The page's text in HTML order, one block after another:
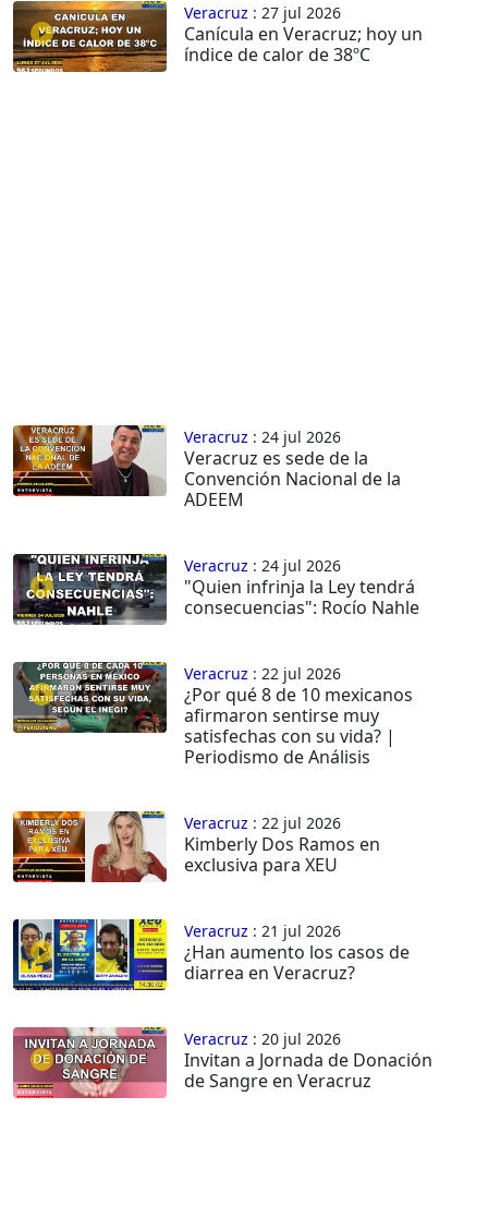
Veracruz : 27 jul 2026
Canícula en Veracruz; hoy un
índice de calor de 38ºC
Veracruz : 24 jul 2026
Veracruz es sede de la
Convención Nacional de la
ADEEM
Veracruz : 24 jul 2026
"Quien infrinja la Ley tendrá
consecuencias": Rocío Nahle
Veracruz : 22 jul 2026
¿Por qué 8 de 10 mexicanos
afirmaron sentirse muy
satisfechas con su vida? |
Periodismo de Análisis
Veracruz : 22 jul 2026
Kimberly Dos Ramos en
exclusiva para XEU
Veracruz : 21 jul 2026
¿Han aumento los casos de
diarrea en Veracruz?
Veracruz : 20 jul 2026
Invitan a Jornada de Donación
de Sangre en Veracruz